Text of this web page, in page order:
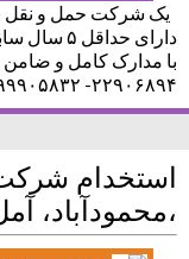
یک شرکت حمل و نقل
۲۲۹۰۶۸۹۴- ۰۹۱۹۹۹۰۵۸۳۲استخدام
استخدام
،محمودآباد،